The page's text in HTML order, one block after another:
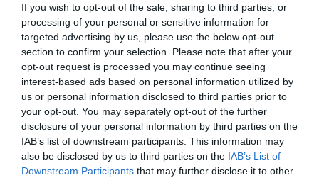
If you wish to opt-out of the sale, sharing to third parties, or
processing of your personal or sensitive information for
targeted advertising by us, please use the below opt-out
section to confirm your selection. Please note that after your
opt-out request is processed you may continue seeing
interest-based ads based on personal information utilized by
us or personal information disclosed to third parties prior to
your opt-out. You may separately opt-out of the further
disclosure of your personal information by third parties on the
IAB’s list of downstream participants. This information may
also be disclosed by us to third parties on the IAB’s List of
Downstream Participants that may further disclose it to other
σχέση με τον μέσο όρο της 20ετίας. Δεν
πανηγυρίζουμε, συνεχίζουμε να βελτιώνουμε την
πρόληψη και την επιχειρησιακή ανταπόκριση»,
είπε.
Αναβάθμιση Υγείας – το έργο στο «Αττικόν»
και η νέα Ογκολογική Μονάδα
Ο Πρωθυπουργός στάθηκε ιδιαίτερα στην
αναμόρφωση του Εθνικού Συστήματος Υγείας
που θα ολοκληρωθεί στα μέσα του 2026. Μετά την